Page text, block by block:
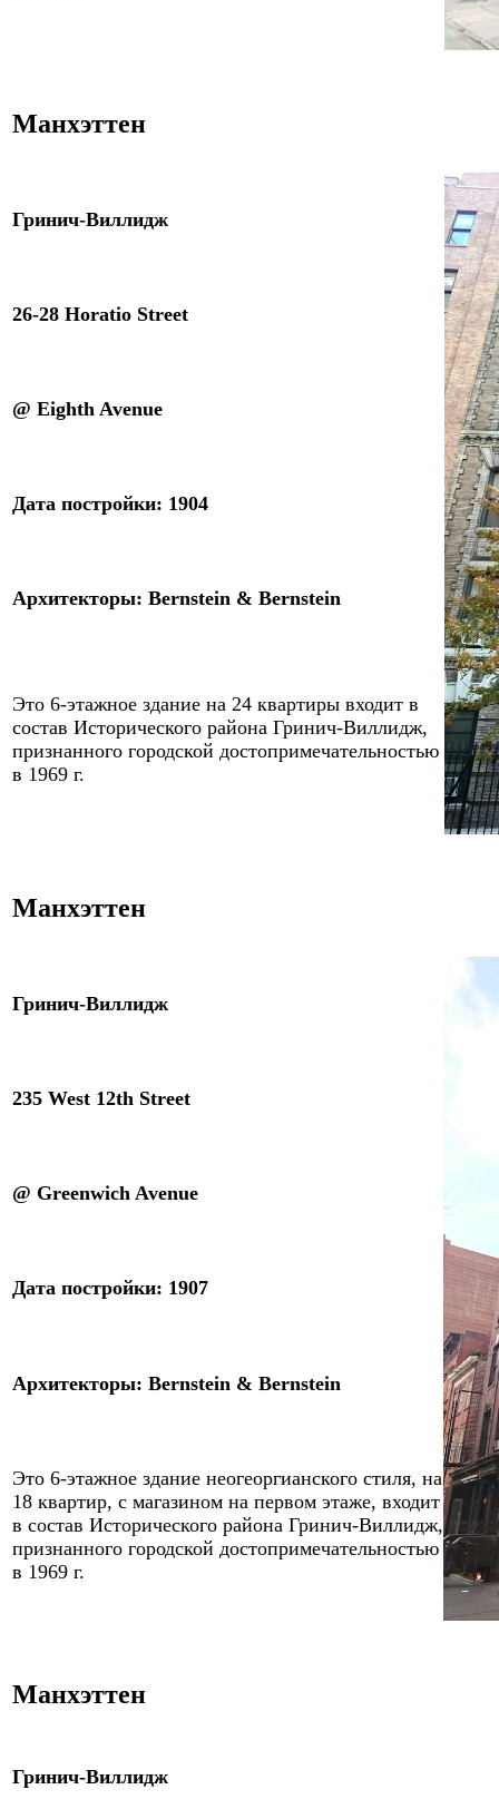
Манхэттен
Гринич-Виллидж
26-28 Horatio Street
@ Eighth Avenue
Дата постройки: 1904
Архитекторы: Bernstein & Bernstein
Это 6-этажное здание на 24 квартиры входит в
состав Исторического района Гринич-Виллидж,
признанного городской достопримечательностью
в 1969 г.
Манхэттен
Гринич-Виллидж
235 West 12th Street
@ Greenwich Avenue
Дата постройки: 1907
Архитекторы: Bernstein & Bernstein
Это 6-этажное здание неогеоргианского стиля, на
18 квартир, с магазином на первом этаже, входит
в состав Исторического района Гринич-Виллидж,
признанного городской достопримечательностью
в 1969 г.
Манхэттен
Гринич-Виллидж